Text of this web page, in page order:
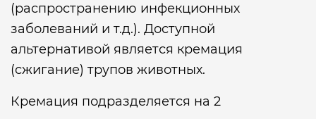
(распространению инфекционных
заболеваний и т.д.). Доступной
альтернативой является кремация
(сжигание) трупов животных.
Кремация подразделяется на 2